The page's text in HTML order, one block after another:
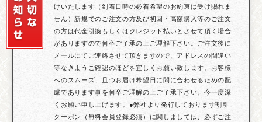
けいたします（到着日時の必着希望のお約束は受け賜れま
せん）新規でのご注文の方及び初回・高額購入等のご注文
の方は代金引換もしくはクレジット払いとさせて頂く場合
がありますので何卒ご了承の上ご理解下さい。ご注文後に
メールにてご連絡させて頂きますので、アドレスの間違い
等なきようご確認のほどを宜しくお願い致します。お客様
へのスムーズ、且つお届け希望日に間に合わせるための配
慮であります事を何卒ご理解の上ご了承下さい。今一度深
くお願い申し上げます。●弊社より発行しております割引
クーポン（無料会員登録必須）に関しましては、必ずご注